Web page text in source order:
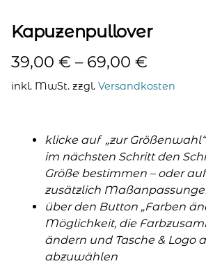
Kapuzenpullover
39,00 € – 69,00 €
inkl. MwSt. zzgl. Versandkosten
klicke auf „zur
im nächsten Schritt den
Größe bestimmen – oder
zusätzlich
über den Button „Farben
Möglichkeit, die
ändern und Tasche & Logo
abzuwählen